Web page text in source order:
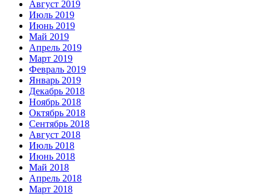
Август 2019
Июль 2019
Июнь 2019
Май 2019
Апрель 2019
Март 2019
Февраль 2019
Январь 2019
Декабрь 2018
Ноябрь 2018
Октябрь 2018
Сентябрь 2018
Август 2018
Июль 2018
Июнь 2018
Май 2018
Апрель 2018
Март 2018